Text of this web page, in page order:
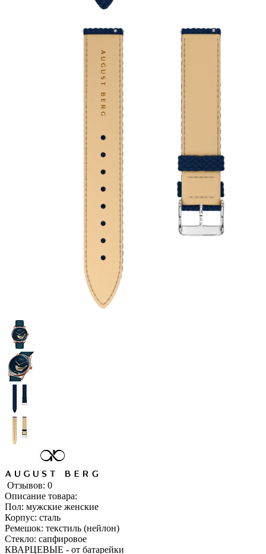
Отзывов: 0
Описание товара:
Пол: мужские женские
Корпус: сталь
Ремешок: текстиль (нейлон)
Стекло: сапфировое
КВАРЦЕВЫЕ - от батарейки